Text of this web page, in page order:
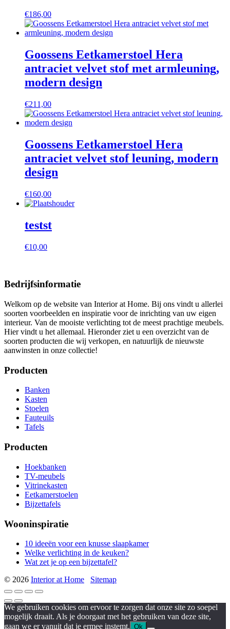
€186,00
Goossens Eetkamerstoel Hera
antraciet velvet stof met armleuning,
modern design
€211,00
Goossens Eetkamerstoel Hera
antraciet velvet stof leuning, modern
design
€160,00
testst
€10,00
Bedrijfsinformatie
Welkom op de website van Interior at Home. Bij ons vindt u allerlei
soorten voorbeelden en inspiratie voor de inrichting van uw eigen
interieur. Van de mooiste verlichting tot de meest prachtige meubels.
Hier vindt u het allemaal. Hieronder ziet u een overzicht van de
soorten producten die wij verkopen, en natuurlijk de nieuwste
aanwinsten in onze collectie!
Producten
Banken
Kasten
Stoelen
Fauteuils
Tafels
Producten
Hoekbanken
TV-meubels
Vitrinekasten
Eetkamerstoelen
Bijzettafels
Wooninspiratie
10 ideeën voor een knusse slaapkamer
Welke verlichting in de keuken?
Wat zet je op een bijzettafel?
© 2026 Interior at Home Sitemap
We gebruiken cookies om ervoor te zorgen dat onze site zo soepel
mogelijk draait. Als je doorgaat met het gebruiken van deze site,
gaan we er vanuit dat je ermee instemt. Ok